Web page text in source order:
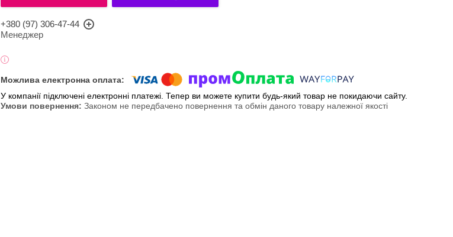
+380 (97) 306-47-44
Менеджер
У компанії підключені електронні платежі. Тепер ви можете купити будь-який товар не покидаючи сайту.
Законом не передбачено повернення та обмін даного товару належної якості